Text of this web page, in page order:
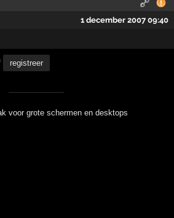
1 december 2007 09:40
registreer
voor grote schermen en desktops